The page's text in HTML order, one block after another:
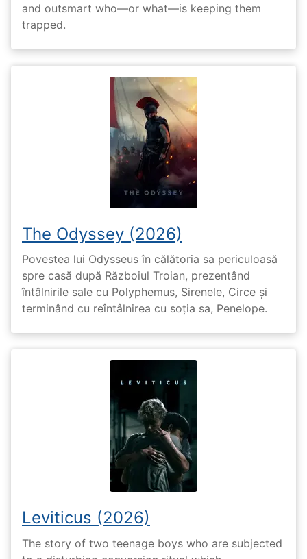
and outsmart who—or what—is keeping them
trapped.
The Odyssey (2026)
Povestea lui Odysseus în călătoria sa periculoasă
spre casă după Războiul Troian, prezentând
întâlnirile sale cu Polyphemus, Sirenele, Circe și
terminând cu reîntâlnirea cu soția sa, Penelope.
Leviticus (2026)
The story of two teenage boys who are subjected